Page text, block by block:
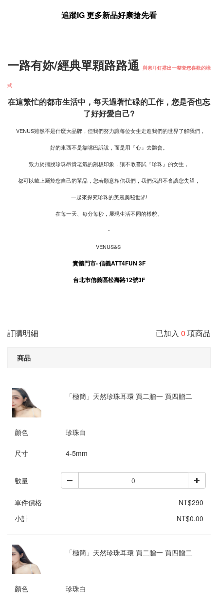
追蹤IG 更多新品好康搶先看
一路有妳/經典單顆路路通 與素耳釘搭出一整套您喜歡的樣
式
在這繁忙的都市生活中，每天過著忙碌的工作，您是否也忘
了好好愛自己?
VENUS雖然不是什麼大品牌，但我們努力讓每位女生走進我們的世界了解我們，
好的東西不是靠嘴巴訴說，而是用『心』去體會。
致力於擺脫珍珠昂貴老氣的刻板印象，讓不敢嘗試『珍珠』的女生，
都可以戴上屬於您自己的單品，您若願意相信我們，我們保證不會讓您失望，
一起來探究珍珠的美麗奧秘世界!
在每一天、每分每秒，展現生活不同的樣貌。
-
VENUS&S
實體門市-信義ATT4FUN 3F
台北市信義區松壽路12號3F
訂購明細 已加入 0 項商品
商品
「極簡」天然珍珠耳環 買二贈一 買四贈二
顏色 珍珠白
尺寸 4-5mm
數量
單件價格
NT$290
小計
NT$0.00
「極簡」天然珍珠耳環 買二贈一 買四贈二
顏色 珍珠白